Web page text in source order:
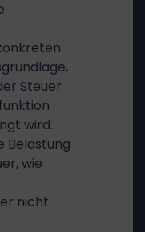
Steuer
wird.
Belastung
wie
nicht